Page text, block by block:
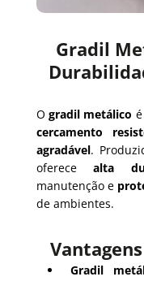
Gradil
Ogradil metálico
cercamento
agradável.
oferecealta
manutenção e
de ambientes.
Gradil